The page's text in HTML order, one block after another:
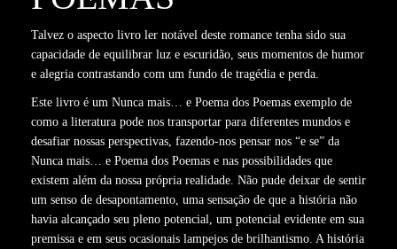
Talvez o aspecto livro ler notável deste romance tenha sido sua
capacidade de equilibrar luz e escuridão, seus momentos de humor
e alegria contrastando com um fundo de tragédia e perda.
Este livro é um Nunca mais… e Poema dos Poemas exemplo de
como a literatura pode nos transportar para diferentes mundos e
desafiar nossas perspectivas, fazendo-nos pensar nos “e se” da
Nunca mais… e Poema dos Poemas e nas possibilidades que
existem além da nossa própria realidade. Não pude deixar de sentir
um senso de desapontamento, uma sensação de que a história não
havia alcançado seu pleno potencial, um potencial evidente em sua
premissa e em seus ocasionais lampejos de brilhantismo. A história